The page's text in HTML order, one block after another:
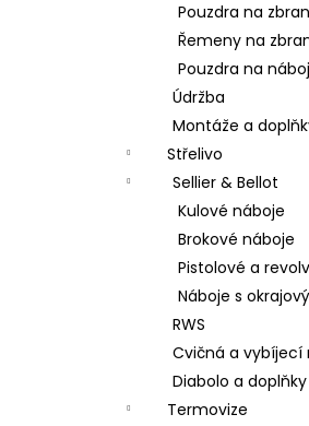
Pouzdra na
Řemeny na
Pouzdra na
Údržba
Montáže a
Střelivo
Sellier & Bellot
Kulové náboje
Brokové náboje
Pistolové a
Náboje s
RWS
Cvičná a vybíjecí
Diabolo a doplňky
Termovize